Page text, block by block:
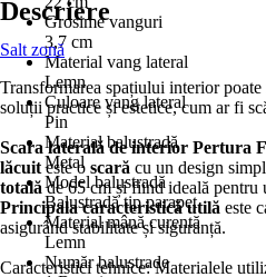
Grosime vanguri
3,7 cm
Material vang lateral
Lemn
Culoare vang lateral
Pin
Material balustradă
Metal
Model balustradă
Balustradă tip parapet
Material mână curentă
Lemn
Număr balustrade
Descriere
Salt zonă
Transformarea spațiului interior
soluții practice și estetice, cum ar fi
Scara laterală de interior Pertura
lăcuiteste o scară cu un design
totalăde 65 cm și fiind ideală pentru
Principala caracteristică utilă este
asigurând stabilitate și siguranță.
Caracteristici tehnice: Materialele